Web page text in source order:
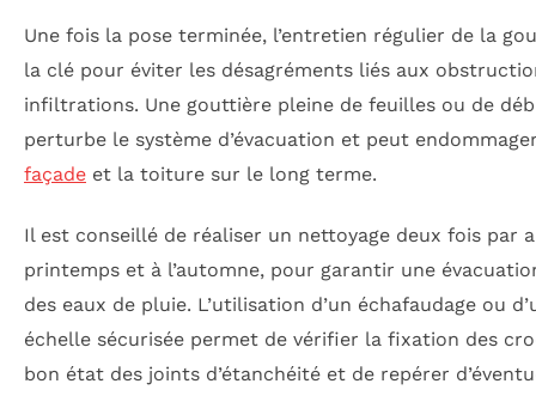
Une fois la pose terminée, l’entretien régulier de la
la clé pour éviter les désagréments liés aux
infiltrations. Une gouttière pleine de feuilles ou de
perturbe le système d’évacuation et peut
façade et la toiture sur le long terme.
Il est conseillé de réaliser un nettoyage deux fois par
printemps et à l’automne, pour garantir une
des eaux de pluie. L’utilisation d’un échafaudage ou
échelle sécurisée permet de vérifier la fixation des
bon état des joints d’étanchéité et de repérer